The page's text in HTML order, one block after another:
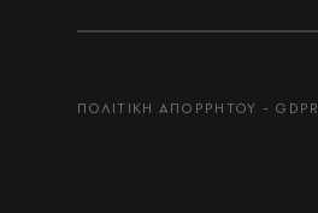
ΠΟΛΙΤΙΚΗ ΑΠΟΡΡΗΤΟΥ - GDPR